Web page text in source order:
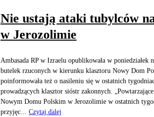
Nie ustają ataki tubylców
w Jerozolimie
Ambasada RP w Izraelu opublikowała w
butelek rzuconych w kierunku klasztoru Nowy Dom
poinformowała też o nasileniu się w ostatnich
prowadzących klasztor sióstr zakonnych.
Nowym Domu Polskim w Jerozolimie w ostatnich
przyjęc...
Czytaj dalej